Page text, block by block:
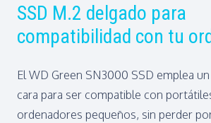
SSD M.2 delgado para
compatibilidad con tu
El WD Green SN3000 SSD emplea
cara para ser compatible con
ordenadores pequeños, sin perder